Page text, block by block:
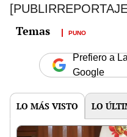
PUNO
Prefiero a
Google
LO MÁS VISTO LO